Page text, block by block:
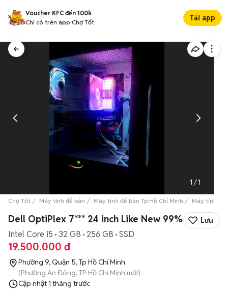
Voucher KFC đến 100k
Chỉ có trên app Chợ Tốt
Tải app
1 /1
Chợ Tốt Máy tính để bàn Máy tính để bàn Tp Hồ Chí Minh Máy tính để
Dell OptiPlex 7*** 24 inch Like New 99% Lưu
Intel Core i5 32 GB 256 GB SSD
19.500.000 đ
Phường 9, Quận 5, Tp Hồ Chí Minh
(Phường An Đông, TP Hồ Chí Minh mới)
Cập nhật1 tháng trước